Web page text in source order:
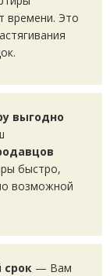
времени. Это
выгодно
быстро,
возможной
срок — Вам